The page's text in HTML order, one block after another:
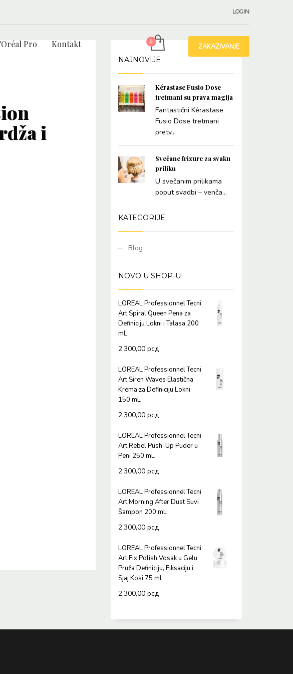
LOGIN
Pro Kontakt ZAKAZIVANJE
i
NAJNOVIJE
Kérastase Fusio Dose
tretmani su prava magija
Fantastični Kérastase
Fusio Dose tretmani
pretv...
Svečane frizure za svaku
priliku
U svečanim prilikama
poput svadbi – venča...
KATEGORIJE
Blog
NOVO U SHOP-U
LOREAL Professionnel Tecni
Art Spiral Queen Pena za
Definiciju Lokni i Talasa 200
mL
2.300,00 рсд
LOREAL Professionnel Tecni
Art Siren Waves Elastična
Krema za Definiciju Lokni
150 mL
2.300,00 рсд
LOREAL Professionnel Tecni
Art Rebel Push-Up Puder u
Peni 250 mL
2.300,00 рсд
LOREAL Professionnel Tecni
Art Morning After Dust Suvi
Šampon 200 mL
2.300,00 рсд
LOREAL Professionnel Tecni
Art Fix Polish Vosak u Gelu
Pruža Definiciju, Fiksaciju i
Sjaj Kosi 75 ml
2.300,00 рсд